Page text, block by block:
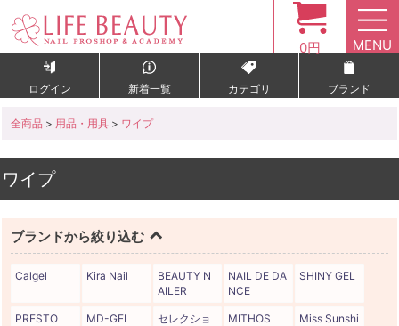
0円 MENU
ログイン 新着一覧 カテゴリ ブランド
全商品 > 用品・用具 > ワイプ
ワイプ
ブランドから絞り込む
Calgel Kira Nail
BEAUTY N
AILER
NAIL DE DA
NCE
SHINY GEL
PRESTO MD-GEL
セレクショ
MITHOS
Miss Sunshi